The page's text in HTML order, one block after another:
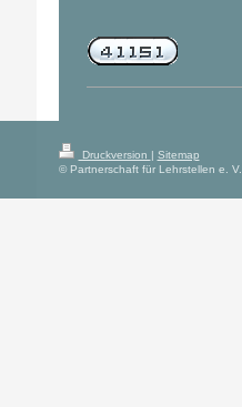
Druckversion | Sitemap
© Partnerschaft für Lehrstellen e. V.